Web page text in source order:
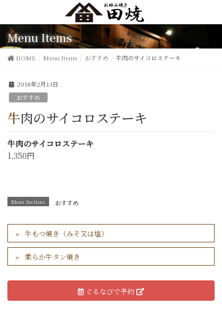
Menu Items
HOME Menu Items おすすめ 牛肉のサイコロステーキ
2018年2月13日
おすすめ
牛肉のサイコロステーキ
牛肉のサイコロステーキ
1,350円
Menu Sections おすすめ
牛もつ焼き（みそ又は塩）
柔らか牛タン焼き
ぐるなびで予約